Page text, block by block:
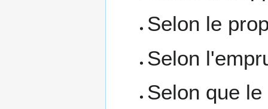
Selon le
Selon
Selon que